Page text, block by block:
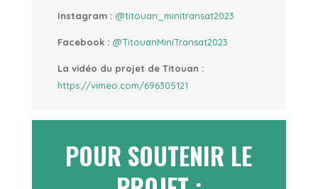
Instagram : @titouan_minitransat2023
Facebook : @TitouanMiniTransat2023
La vidéo du projet de Titouan :
https://vimeo.com/696305121
POUR SOUTENIR LE